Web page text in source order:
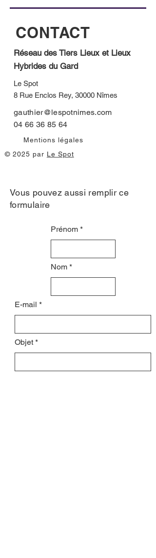
CONTACT
Réseau des Tiers Lieux et Lieux
Hybrides du Gard
Le Spot
8 Rue Enclos Rey, 30000 Nîmes
gauthier@lespotnimes.com
04 66 36 85 64
Mentions légales
© 2025 par Le Spot
Vous pouvez aussi remplir ce
formulaire
Prénom
Nom
E-mail
Objet